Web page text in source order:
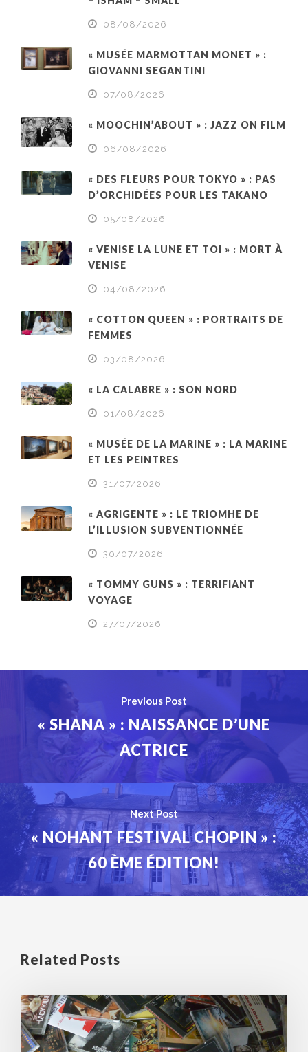
08/08/2026
« MUSÉE MARMOTTAN MONET » :
GIOVANNI SEGANTINI
07/08/2026
« MOOCHIN’ABOUT » : JAZZ ON FILM
06/08/2026
« DES FLEURS POUR TOKYO » : PAS
D’ORCHIDÉES POUR LES TAKANO
05/08/2026
« VENISE LA LUNE ET TOI » : MORT À
VENISE
04/08/2026
« COTTON QUEEN » : PORTRAITS DE
FEMMES
03/08/2026
« LA CALABRE » : SON NORD
01/08/2026
« MUSÉE DE LA MARINE » : LA MARINE
ET LES PEINTRES
31/07/2026
« AGRIGENTE » : LE TRIOMHE DE
L’ILLUSION SUBVENTIONNÉE
30/07/2026
« TOMMY GUNS » : TERRIFIANT
VOYAGE
27/07/2026
Previous Post
« SHANA » : NAISSANCE D’UNE
ACTRICE
Next Post
« NOHANT FESTIVAL CHOPIN » :
60 ÈME ÉDITION!
Related Posts